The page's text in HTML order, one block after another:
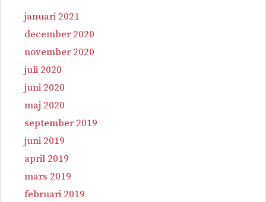
januari 2021
december 2020
november 2020
juli 2020
juni 2020
maj 2020
september 2019
juni 2019
april 2019
mars 2019
februari 2019